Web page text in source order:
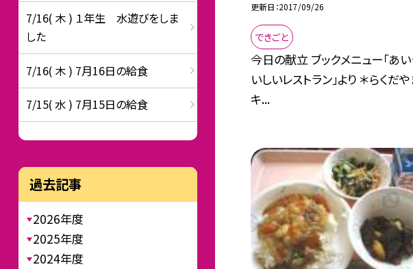
更新日 2017/09/26
できごと
今日の献立 ブックメニュー「あ
いしいレストラン」より ＊らくだ
キ...
7/16( 木 ) １年生 水遊びをしま
した
7/16( 木 ) 7月16日の給食
7/15( 水 ) 7月15日の給食
過去記事
2026年度
2025年度
2024年度